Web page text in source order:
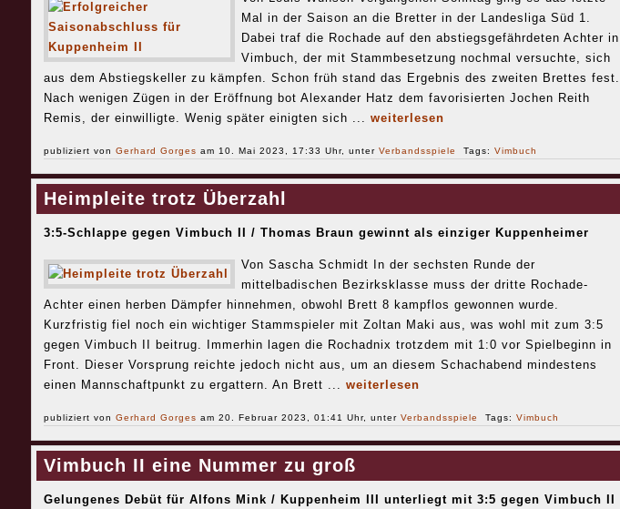
Mal in der Saison an die Bretter in der Landesliga Süd 1.
Dabei traf die Rochade auf den abstiegsgefährdeten Achter in
Vimbuch, der mit Stammbesetzung nochmal versuchte, sich
aus dem Abstiegskeller zu kämpfen. Schon früh stand das Ergebnis des zweiten Brettes fest.
Nach wenigen Zügen in der Eröffnung bot Alexander Hatz dem favorisierten Jochen Reith
Remis, der einwilligte. Wenig später einigten sich ... weiterlesen
publiziert von Gerhard Gorges am 10. Mai 2023, 17:33 Uhr, unter Verbandsspiele Tags: Vimbuch
Heimpleite trotz Überzahl
3:5-Schlappe gegen Vimbuch II / Thomas Braun gewinnt als einziger Kuppenheimer
Von Sascha Schmidt In der sechsten Runde der
mittelbadischen Bezirksklasse muss der dritte Rochade-
Achter einen herben Dämpfer hinnehmen, obwohl Brett 8 kampflos gewonnen wurde.
Kurzfristig fiel noch ein wichtiger Stammspieler mit Zoltan Maki aus, was wohl mit zum 3:5
gegen Vimbuch II beitrug. Immerhin lagen die Rochadnix trotzdem mit 1:0 vor Spielbeginn in
Front. Dieser Vorsprung reichte jedoch nicht aus, um an diesem Schachabend mindestens
einen Mannschaftpunkt zu ergattern. An Brett ... weiterlesen
publiziert von Gerhard Gorges am 20. Februar 2023, 01:41 Uhr, unter Verbandsspiele Tags: Vimbuch
Vimbuch II eine Nummer zu groß
Gelungenes Debüt für Alfons Mink / Kuppenheim III unterliegt mit 3:5 gegen Vimbuch II